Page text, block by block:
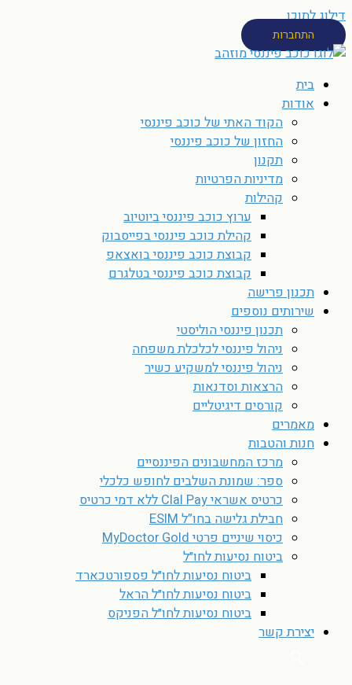
דילוג לתוכן
התחברות
בית
אודות
הקוד האתי של כוכב פיננסי
החזון של כוכב פיננסי
תקנון
מדיניות הפרטיות
קהילות
ערוץ כוכב פיננסי ביוטיוב
קהילת כוכב פיננסי בפייסבוק
קבוצת כוכב פיננסי בואצאפ
קבוצת כוכב פיננסי בטלגרם
תכנון פרישה
שירותים נוספים
תכנון פיננסי הוליסטי
ניהול פיננסי לכלכלת משפחה
ניהול פיננסי למשקיע כשיר
הרצאות וסדנאות
קורסים דיגיטליים
מאמרים
חנות והטבות
מרכז המחשבונים הפיננסיים
ספר: שמונת השלבים לחופש כלכלי
כרטיס אשראי Clal Pay ללא דמי כרטיס
חבילת גלישה בחו”ל ESIM
כיסוי שיניים פרטי MyDoctor Gold
ביטוח נסיעות לחו״ל
ביטוח נסיעות לחו״ל פספורטכארד
ביטוח נסיעות לחו״ל הראל
ביטוח נסיעות לחו״ל הפניקס
יצירת קשר